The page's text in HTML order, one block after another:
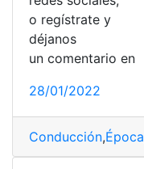
o regístrate y
déjanos
un comentario en
28/01/2022
Conducción,Época